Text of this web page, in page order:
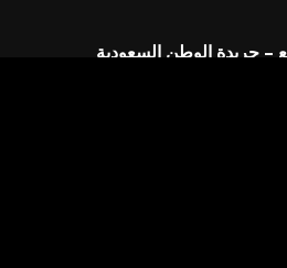
– جريدة الوطن السعودية